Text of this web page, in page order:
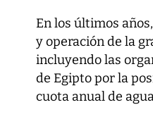
En los últimos
y operación de la
incluyendo las
de Egipto por la
cuota anual de